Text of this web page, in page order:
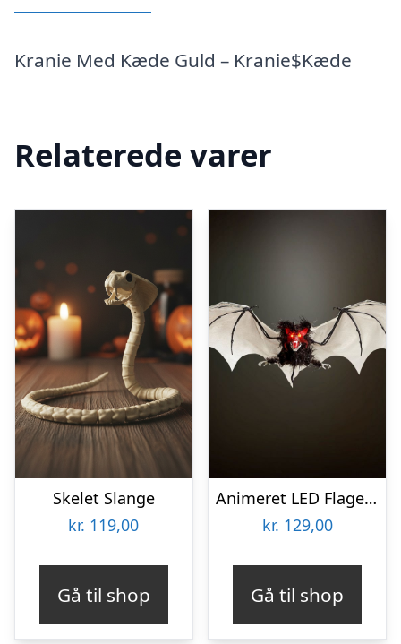
Kranie Med Kæde Guld – Kranie$Kæde
Relaterede varer
Skelet Slange
kr. 119,00
Gå til shop
Animeret LED Flagermus
kr. 129,00
Gå til shop